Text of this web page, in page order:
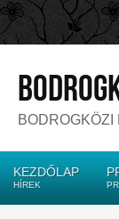
BODROGKÖZI
KEZDŐLAP
HÍREK